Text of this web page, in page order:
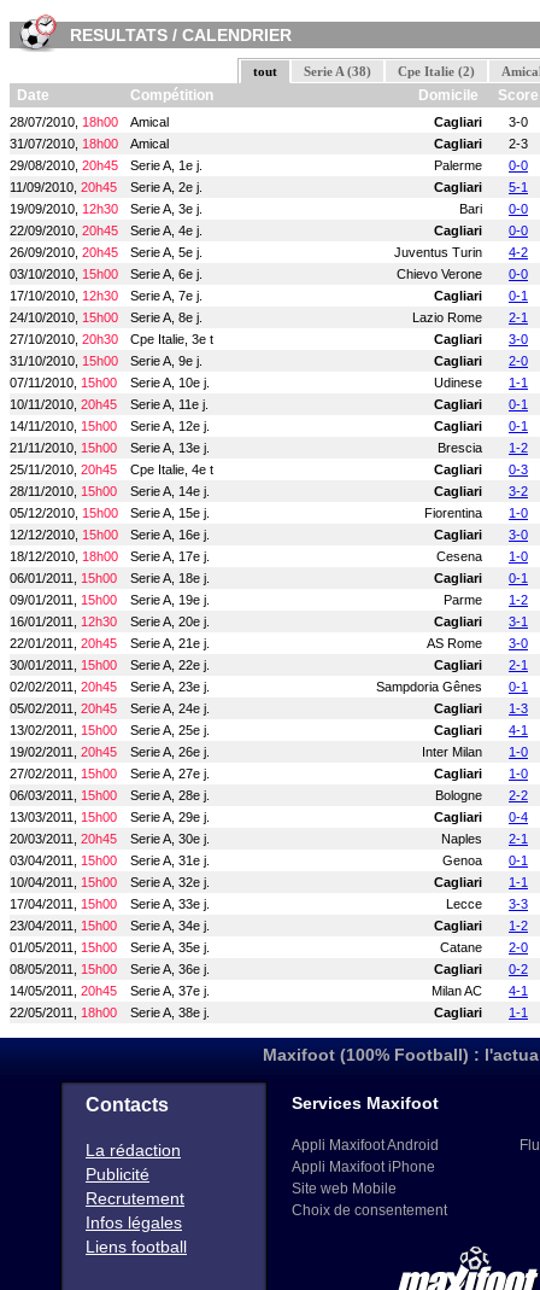
RESULTATS / CALENDRIER
tout Serie A (38) Cpe Italie (2)
Date Compétition Domicile Score
28/07/2010, 18h00 Amical Cagliari
3-0
31/07/2010, 18h00 Amical Cagliari
2-3
29/08/2010, 20h45 Serie A, 1e j. Palerme
0-0
11/09/2010, 20h45 Serie A, 2e j. Cagliari
5-1
19/09/2010, 12h30 Serie A, 3e j. Bari
0-0
22/09/2010, 20h45 Serie A, 4e j. Cagliari
0-0
26/09/2010, 20h45 Serie A, 5e j. Juventus Turin
4-2
03/10/2010, 15h00 Serie A, 6e j. Chievo Verone
0-0
17/10/2010, 12h30 Serie A, 7e j. Cagliari
0-1
24/10/2010, 15h00 Serie A, 8e j. Lazio Rome
2-1
27/10/2010, 20h30 Cpe Italie, 3e t Cagliari
3-0
31/10/2010, 15h00 Serie A, 9e j. Cagliari
2-0
07/11/2010, 15h00 Serie A, 10e j. Udinese
1-1
10/11/2010, 20h45 Serie A, 11e j. Cagliari
0-1
14/11/2010, 15h00 Serie A, 12e j. Cagliari
0-1
21/11/2010, 15h00 Serie A, 13e j. Brescia
1-2
25/11/2010, 20h45 Cpe Italie, 4e t Cagliari
0-3
28/11/2010, 15h00 Serie A, 14e j. Cagliari
3-2
05/12/2010, 15h00 Serie A, 15e j. Fiorentina
1-0
12/12/2010, 15h00 Serie A, 16e j. Cagliari
3-0
18/12/2010, 18h00 Serie A, 17e j. Cesena
1-0
06/01/2011, 15h00 Serie A, 18e j. Cagliari
0-1
09/01/2011, 15h00 Serie A, 19e j. Parme
1-2
16/01/2011, 12h30 Serie A, 20e j. Cagliari
3-1
22/01/2011, 20h45 Serie A, 21e j. AS Rome
3-0
30/01/2011, 15h00 Serie A, 22e j. Cagliari
2-1
02/02/2011, 20h45 Serie A, 23e j. Sampdoria Gênes
0-1
05/02/2011, 20h45 Serie A, 24e j. Cagliari
1-3
13/02/2011, 15h00 Serie A, 25e j. Cagliari
4-1
19/02/2011, 20h45 Serie A, 26e j. Inter Milan
1-0
27/02/2011, 15h00 Serie A, 27e j. Cagliari
1-0
06/03/2011, 15h00 Serie A, 28e j. Bologne
2-2
13/03/2011, 15h00 Serie A, 29e j. Cagliari
0-4
20/03/2011, 20h45 Serie A, 30e j. Naples
2-1
03/04/2011, 15h00 Serie A, 31e j. Genoa
0-1
10/04/2011, 15h00 Serie A, 32e j. Cagliari
1-1
17/04/2011, 15h00 Serie A, 33e j. Lecce
3-3
23/04/2011, 15h00 Serie A, 34e j. Cagliari
1-2
01/05/2011, 15h00 Serie A, 35e j. Catane
2-0
08/05/2011, 15h00 Serie A, 36e j. Cagliari
0-2
14/05/2011, 20h45 Serie A, 37e j. Milan AC
4-1
22/05/2011, 18h00 Serie A, 38e j. Cagliari 1-1
Maxifoot (100% Football) :
Contacts
La rédaction
Publicité
Recrutement
Infos légales
Liens football
Services Maxifoot
Appli Maxifoot Android
Appli Maxifoot iPhone
Site web Mobile
Choix de consentement